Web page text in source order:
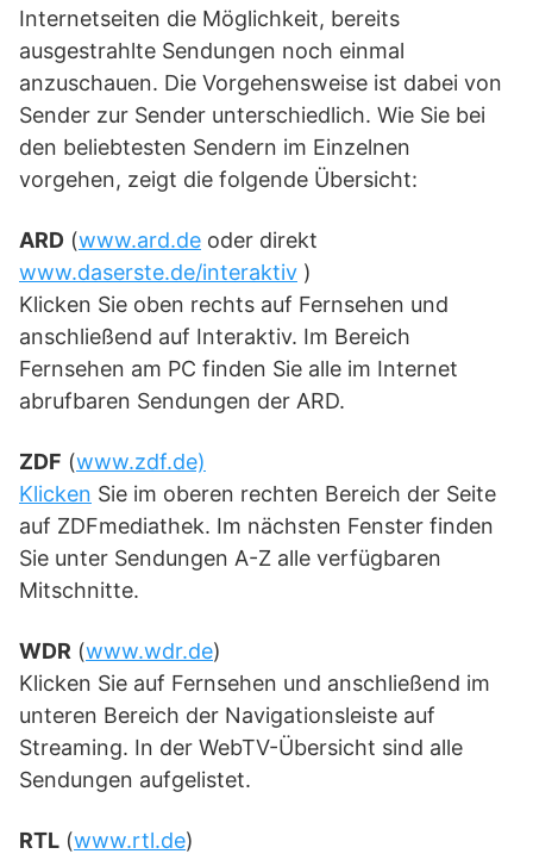
Internetseiten die Möglichkeit, bereits
ausgestrahlte Sendungen noch einmal
anzuschauen. Die Vorgehensweise ist dabei von
Sender zur Sender unterschiedlich. Wie Sie bei
den beliebtesten Sendern im Einzelnen
vorgehen, zeigt die folgende Übersicht:
ARD (www.ard.de oder direkt
www.daserste.de/interaktiv )
Klicken Sie oben rechts auf Fernsehen und
anschließend auf Interaktiv. Im Bereich
Fernsehen am PC finden Sie alle im Internet
abrufbaren Sendungen der ARD.
ZDF (www.zdf.de)
Klicken Sie im oberen rechten Bereich der Seite
auf ZDFmediathek. Im nächsten Fenster finden
Sie unter Sendungen A-Z alle verfügbaren
Mitschnitte.
WDR (www.wdr.de)
Klicken Sie auf Fernsehen und anschließend im
unteren Bereich der Navigationsleiste auf
Streaming. In der WebTV-Übersicht sind alle
Sendungen aufgelistet.
RTL (www.rtl.de)